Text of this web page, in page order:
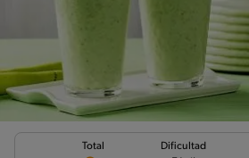
Total Dificultad